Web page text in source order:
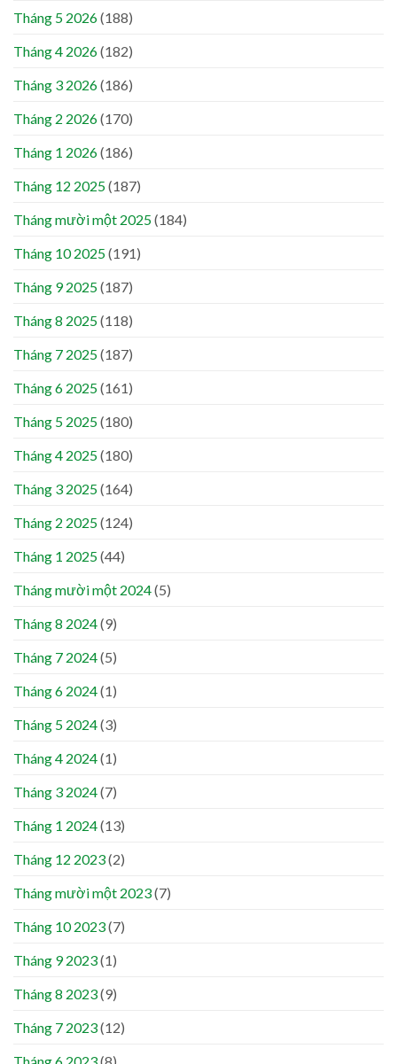
Tháng 5 2026(188)
Tháng 4 2026(182)
Tháng 3 2026(186)
Tháng 2 2026(170)
Tháng 1 2026(186)
Tháng 12 2025(187)
Tháng mười một 2025(184)
Tháng 10 2025(191)
Tháng 9 2025(187)
Tháng 8 2025(118)
Tháng 7 2025(187)
Tháng 6 2025(161)
Tháng 5 2025(180)
Tháng 4 2025(180)
Tháng 3 2025(164)
Tháng 2 2025(124)
Tháng 1 2025(44)
Tháng mười một 2024(5)
Tháng 8 2024(9)
Tháng 7 2024(5)
Tháng 6 2024(1)
Tháng 5 2024(3)
Tháng 4 2024(1)
Tháng 3 2024(7)
Tháng 1 2024(13)
Tháng 12 2023(2)
Tháng mười một 2023(7)
Tháng 10 2023(7)
Tháng 9 2023(1)
Tháng 8 2023(9)
Tháng 7 2023(12)